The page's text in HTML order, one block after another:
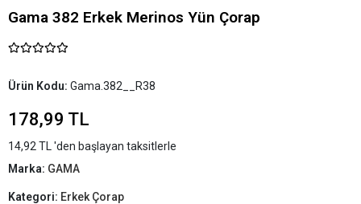
Gama 382 Erkek Merinos Yün Çorap
Ürün Kodu: Gama.382__R38
178,99 TL
14,92 TL 'den başlayan taksitlerle
Marka: GAMA
Kategori: Erkek Çorap